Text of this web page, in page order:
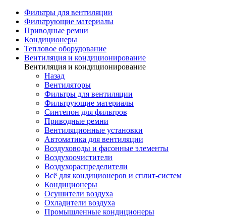
Фильтры для вентиляции
Фильтрующие материалы
Приводные ремни
Кондиционеры
Тепловое оборудование
Вентиляция и кондиционирование
Вентиляция и кондиционирование
Назад
Вентиляторы
Фильтры для вентиляции
Фильтрующие материалы
Синтепон для фильтров
Приводные ремни
Вентиляционные установки
Автоматика для вентиляции
Воздуховоды и фасонные элементы
Воздухоочистители
Воздухораспределители
Всё для кондиционеров и сплит-систем
Кондиционеры
Осушители воздуха
Охладители воздуха
Промышленные кондиционеры